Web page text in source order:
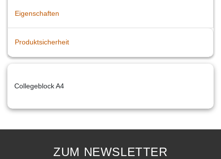
Eigenschaften
Produktsicherheit
Collegeblock A4
ZUM NEWSLETTER